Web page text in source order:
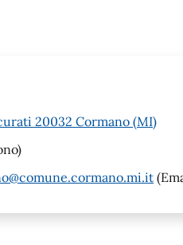
20032 Cormano (MI)